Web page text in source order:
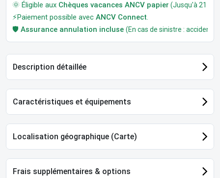
🌞 Éligible aux Chèques vacances ANCV papier (Jusqu'à 21
⚡Paiement possible avec ANCV Connect
🛡️ Assurance annulation incluse (En cas de sinistre : accident,
Description détaillée
Caractéristiques et équipements
Localisation géographique (Carte)
Frais supplémentaires & options